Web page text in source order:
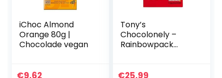
iChoc Almond
Orange 80g |
Chocolade vegan
€9.62
Tony’s
Chocolonely –
Rainbowpack
Verschillende
€25.99